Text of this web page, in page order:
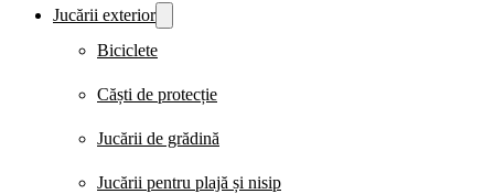
Jucării exterior
Biciclete
Căști de protecție
Jucării de grădină
Jucării pentru plajă și nisip